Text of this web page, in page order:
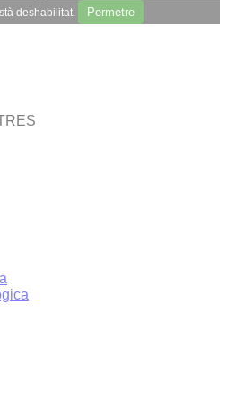
deshabilitat. Permetre